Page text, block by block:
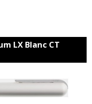
LX Blanc CT